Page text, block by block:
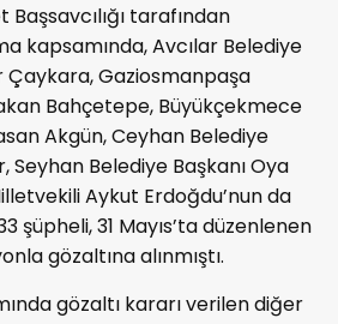
tarafından
kapsamında, Avcılar Belediye
Çaykara, Gaziosmanpaşa
Bahçetepe, Büyükçekmece
Akgün, Ceyhan Belediye
Seyhan Belediye Başkanı Oya
Aykut Erdoğdu’nun da
şüpheli, 31 Mayıs’ta düzenlenen
gözaltına alınmıştı.
gözaltı kararı verilen diğer